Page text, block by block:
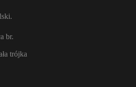
br.
trójka